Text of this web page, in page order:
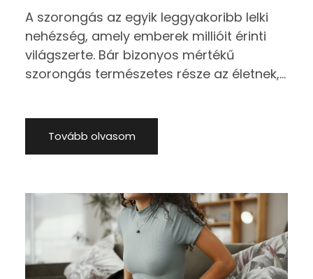
A szorongás az egyik leggyakoribb lelki
nehézség, amely emberek millióit érinti
világszerte. Bár bizonyos mértékű
szorongás természetes része az életnek,
mértéket ölt, amely már jelentősen
Tovább olvasom